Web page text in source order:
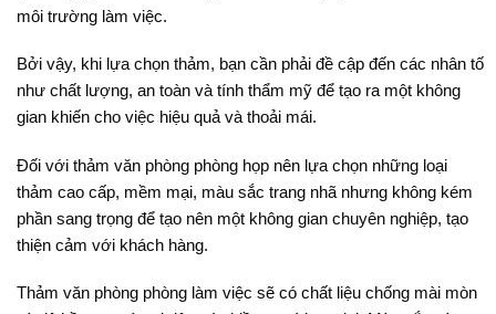
môi trường làm việc.
Bởi vậy, khi lựa chọn thảm, bạn cần phải đề cập đến các nhân tố
như chất lượng, an toàn và tính thẩm mỹ để tạo ra một không
gian khiến cho việc hiệu quả và thoải mái.
Đối với thảm văn phòng phòng họp nên lựa chọn những loại
thảm cao cấp, mềm mại, màu sắc trang nhã nhưng không kém
phần sang trọng để tạo nên một không gian chuyên nghiệp, tạo
thiện cảm với khách hàng.
Thảm văn phòng phòng làm việc sẽ có chất liệu chống mài mòn